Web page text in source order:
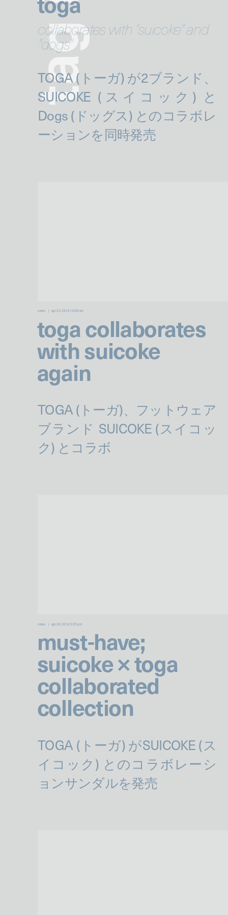
t
a
g
collaborates with “suicoke" and
"dogs"
news apr 23, 2018 10:00 am
toga collaborates
with suicoke
again
news apr 20, 2016 5:25 pm
must-have;
suicoke × toga
collaborated
collection